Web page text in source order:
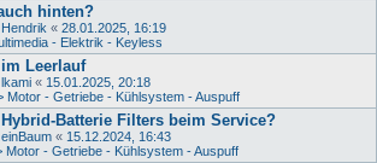
hinten?
Hendrik « 28.01.2025, 16:19
- Elektrik - Keyless
Leerlauf
lkami « 15.01.2025, 20:18
Motor - Getriebe - Kühlsystem - Auspuff
Batterie Filters beim Service?
einBaum « 15.12.2024, 16:43
Motor - Getriebe - Kühlsystem - Auspuff